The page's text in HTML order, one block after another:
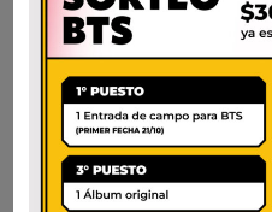
SOJU SOON HARI
CHUM CHURUM
DURAZNO